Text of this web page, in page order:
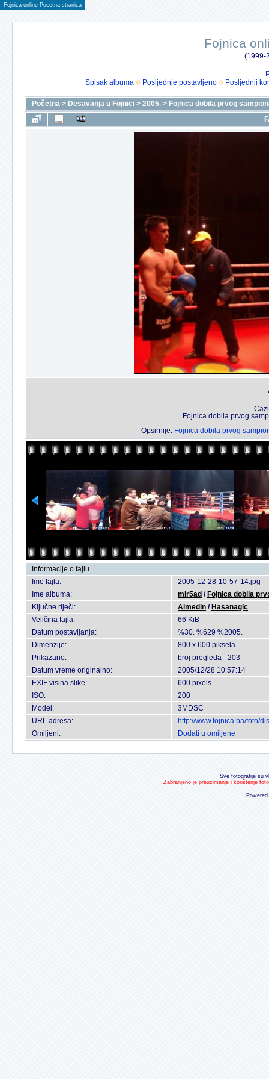
Fojnica online Pocetna stranica
Fojnica
(1999-
Spisak albuma
Posljednje postavljeno Posljednji
Početna > Desavanja u Fojnici > 2005. > Fojnica dobila prvog
Fojnica dobila prvog
Opsirnije: Fojnica dobila prvog
Informacije o fajlu
Ime fajla:
2005-12-28-10-57-14.jpg
Ime albuma:
mir5ad / Fojnica dobila
Ključne riječi:
Almedin / Hasanagic
Veličina fajla:
66 KiB
Datum postavljanja:
%30. %629 %2005.
Dimenzije:
800 x 600 piksela
Prikazano:
broj pregleda - 203
Datum vreme originalno:
2005/12/28 10:57:14
EXIF visina slike:
600 pixels
ISO:
200
Model:
3MDSC
URL adresa:
http://www.fojnica.ba/foto/
Omiljeni:
Dodati u omiljene
Sve fotografije su
Zabranjeno je preuzimanje i korištenje